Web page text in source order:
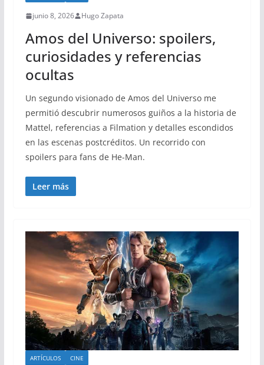
junio 8, 2026 Hugo Zapata
Amos del Universo: spoilers,
curiosidades y referencias
ocultas
Un segundo visionado de Amos del Universo me
permitió descubrir numerosos guiños a la historia de
Mattel, referencias a Filmation y detalles escondidos
en las escenas postcréditos. Un recorrido con
spoilers para fans de He-Man.
Leer más
ARTÍCULOS CINE